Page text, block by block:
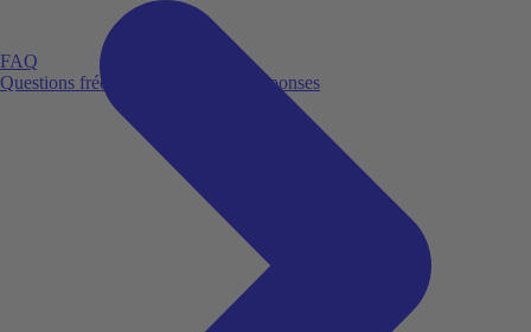
FAQ
Questions fréquemment posées et réponses